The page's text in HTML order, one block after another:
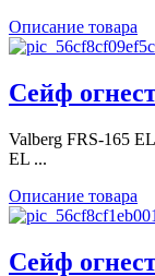
Описание товара
Сейф
Valberg FRS-165
EL ...
Описание товара
Сейф